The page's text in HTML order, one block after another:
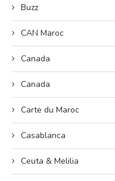
Buzz
CAN Maroc
Canada
Canada
Carte du Maroc
Casablanca
Ceuta & Melilia